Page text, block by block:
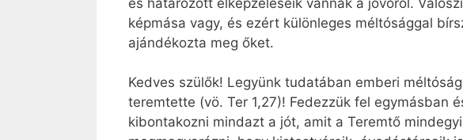
képmása vagy, és ezért különleges méltósággal
ajándékozta meg őket.
Kedves szülők! Legyünk tudatában emberi
teremtette (vö. Ter 1,27)! Fedezzük fel egymásban
kibontakozni mindazt a jót, amit a Teremtő